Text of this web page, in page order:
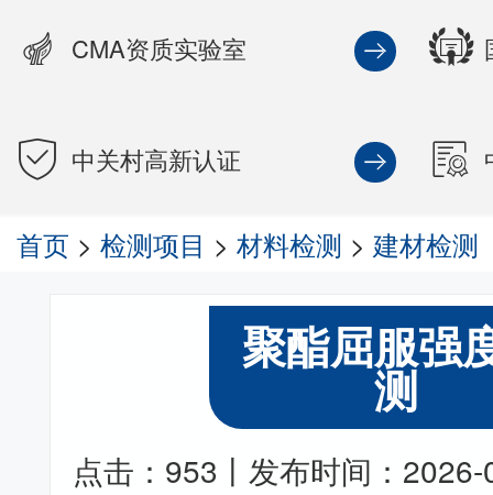
CMA资质实验室
中关村高新认证
首页 > 检测项目 > 材料检测 > 建材检测
聚酯屈服强
测
点击：953丨发布时间：